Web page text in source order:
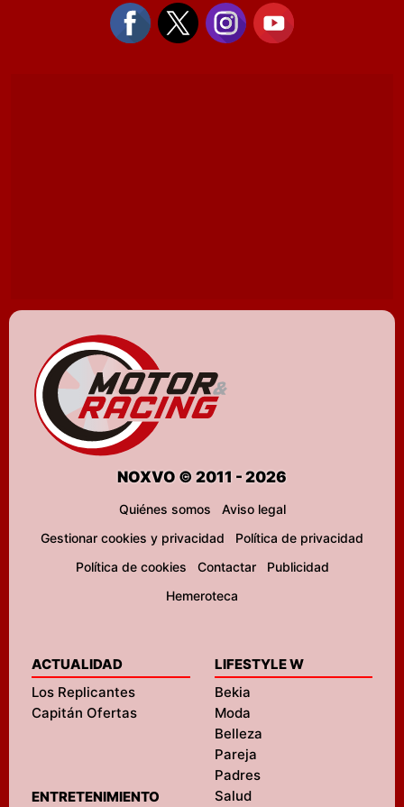
NOXVO © 2011 - 2026
Quiénes somos
Aviso legal
Gestionar cookies y privacidad
Política de privacidad
Política de cookies
Contactar
Publicidad
Hemeroteca
ACTUALIDAD
Los Replicantes
Capitán Ofertas
ENTRETENIMIENTO
LIFESTYLE W
Bekia
Moda
Belleza
Pareja
Padres
Salud